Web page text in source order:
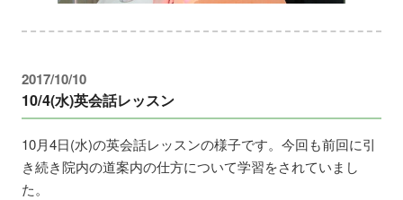
2017/10/10
10/4(水)英会話レッスン
10月4日(水)の英会話レッスンの様子です。今回も前回に引
き続き院内の道案内の仕方について学習をされていまし
た。